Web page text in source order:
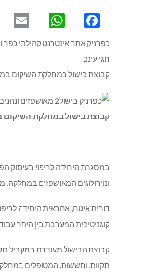
Facebook
WhatsApp
כפרניק אתר אינטרנט קהילתי כפר
חגי עינב
קבוצת בישול במחלקת השיקום
קבוצת בישול במחלקת השיקום
במסגרת היחידה לריפוי בעיסוק
ונוירולוגים המאושפזים
דורית איטח, אחראית היחידה
קוגניטיבית המערבת בין היתר
קבוצת הבישול מעודדת במקביל
תקוות, וחששות. המטופלים